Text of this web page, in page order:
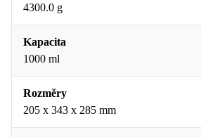
4300.0 g
Kapacita
1000 ml
Rozměry
205 x 343 x 285 mm